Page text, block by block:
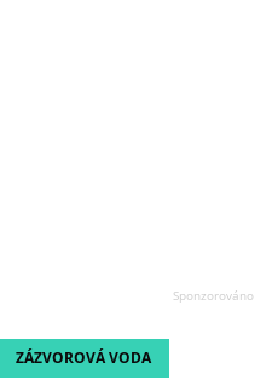
ZÁZVOROVÁ VODA